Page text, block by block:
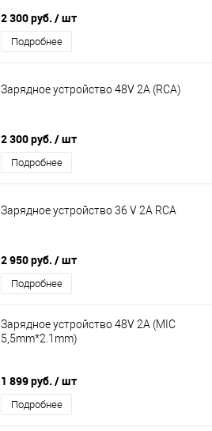
2 300 руб. / шт
Подробнее
Зарядное устройство 48V 2A (RСА)
2 300 руб. / шт
Подробнее
Зарядное устройство 36 V 2А RCA
2 950 руб. / шт
Подробнее
Зарядное устройство 48V 2A (MIC
5,5mm*2.1mm)
1 899 руб. / шт
Подробнее